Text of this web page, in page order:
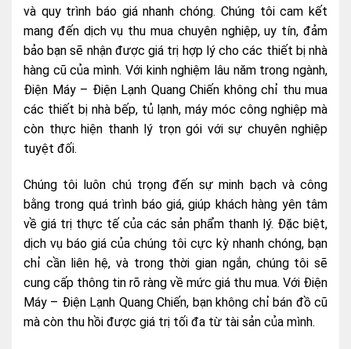
và quy trình báo giá nhanh chóng. Chúng tôi cam kết
mang đến dịch vụ thu mua chuyên nghiệp, uy tín, đảm
bảo bạn sẽ nhận được giá trị hợp lý cho các thiết bị nhà
hàng cũ của mình. Với kinh nghiệm lâu năm trong ngành,
Điện Máy – Điện Lạnh Quang Chiến không chỉ thu mua
các thiết bị nhà bếp, tủ lạnh, máy móc công nghiệp mà
còn thực hiện thanh lý trọn gói với sự chuyên nghiệp
tuyệt đối.
Chúng tôi luôn chú trọng đến sự minh bạch và công
bằng trong quá trình báo giá, giúp khách hàng yên tâm
về giá trị thực tế của các sản phẩm thanh lý. Đặc biệt,
dịch vụ báo giá của chúng tôi cực kỳ nhanh chóng, bạn
chỉ cần liên hệ, và trong thời gian ngắn, chúng tôi sẽ
cung cấp thông tin rõ ràng về mức giá thu mua. Với Điện
Máy – Điện Lạnh Quang Chiến, bạn không chỉ bán đồ cũ
mà còn thu hồi được giá trị tối đa từ tài sản của mình.